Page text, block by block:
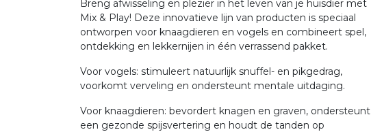
Breng afwisseling en plezier in het leven van je huisdier met
Mix & Play! Deze innovatieve lijn van producten is speciaal
ontworpen voor knaagdieren en vogels en combineert spel,
ontdekking en lekkernijen in één verrassend pakket.
Voor vogels: stimuleert natuurlijk snuffel- en pikgedrag,
voorkomt verveling en ondersteunt mentale uitdaging.
Voor knaagdieren: bevordert knagen en graven, ondersteunt
een gezonde spijsvertering en houdt de tanden op